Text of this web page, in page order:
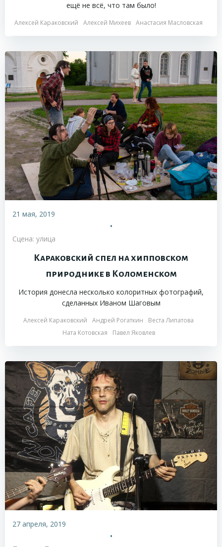
ещё не всё, что там было!
Алексей Караковский Алексей Михеев Анастасия Масловская
21 мая, 2019
•
Сцена: улица
Караковский спел на хипповском
природнике в Коломенском
История донесла несколько колоритных фотографий,
сделанных Иваном Шаговым
Алексей Караковский Андрей Рогаткин
Веста Липатова
Ната Котовская
Павел Яковлев
27 апреля, 2019
•